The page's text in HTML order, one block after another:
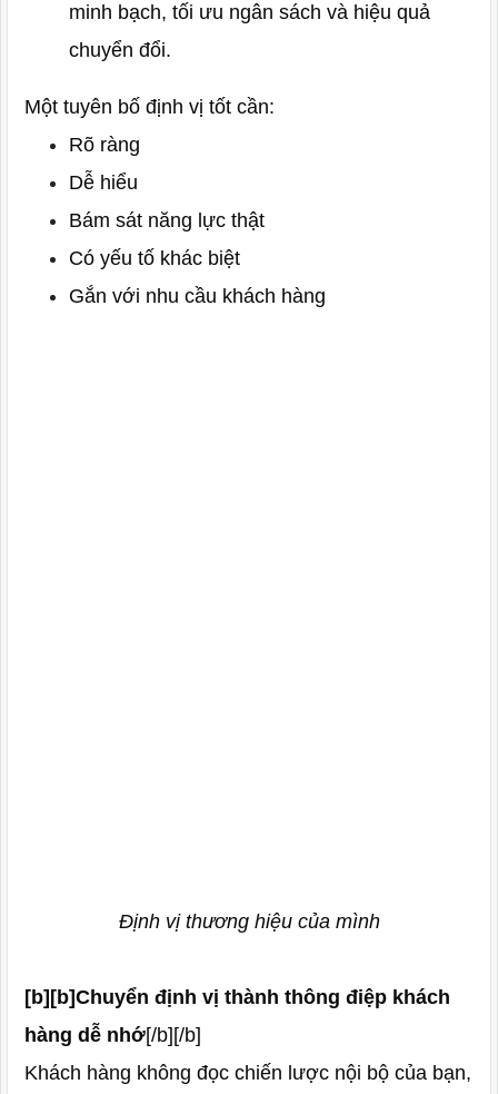
minh bạch, tối ưu ngân sách và hiệu quả
chuyển đổi.
Một tuyên bố định vị tốt cần:
Rõ ràng
Dễ hiểu
Bám sát năng lực thật
Có yếu tố khác biệt
Gắn với nhu cầu khách hàng
Định vị thương hiệu của mình
[b][b]Chuyển định vị thành thông điệp khách
hàng dễ nhớ[/b][/b]
Khách hàng không đọc chiến lược nội bộ của bạn,